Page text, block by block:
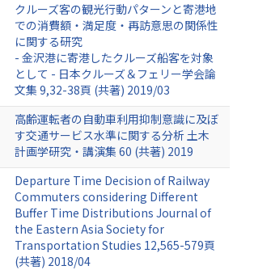
クルーズ客の観光行動パターンと寄港地
での消費額・満足度・再訪意思の関係性
に関する研究
- 金沢港に寄港したクルーズ船客を対象
として - 日本クルーズ＆フェリー学会論
文集 9,32-38頁 (共著) 2019/03
高齢運転者の自動車利用抑制意識に及ぼ
す交通サービス水準に関する分析 土木
計画学研究・講演集 60 (共著) 2019
Departure Time Decision of Railway
Commuters considering Different
Buffer Time Distributions Journal of
the Eastern Asia Society for
Transportation Studies 12,565-579頁
(共著) 2018/04